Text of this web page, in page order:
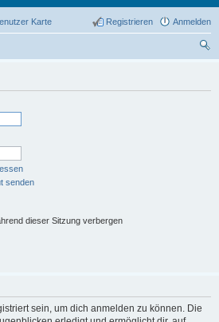
Karte Anmelden
Registrieren
senden
dieser Sitzung verbergen
sein, um dich anmelden zu können. Die